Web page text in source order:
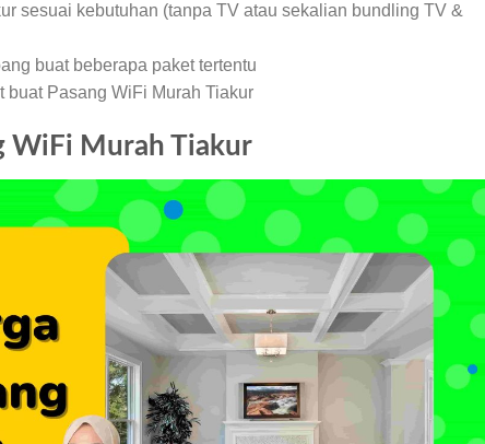
sesuai kebutuhan (tanpa TV atau sekalian bundling TV &
buat beberapa paket tertentu
buat Pasang WiFi Murah Tiakur
WiFi Murah Tiakur